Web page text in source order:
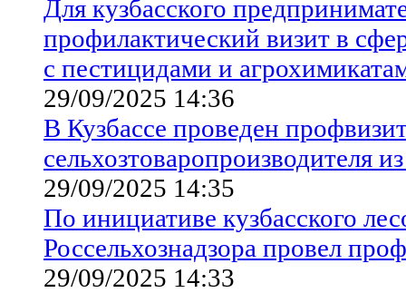
Для кузбасского
профилактический визит в
с пестицидами и
29/09/2025 14:36
В Кузбассе проведен
сельхозтоваропроизводителя
29/09/2025 14:35
По инициативе кузбасского
Россельхознадзора провел
29/09/2025 14:33